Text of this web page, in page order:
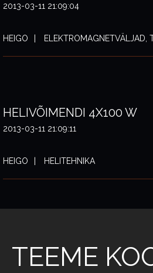
2013-03-11 21:09:04
HEIGO ELEKTROMAGNETVÄLJAD,
HELIVÕIMENDI 4X100 W
2013-03-11 21:09:11
HEIGO HELITEHNIKA
TEEME